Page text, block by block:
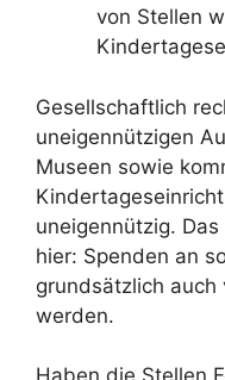
von Stellen
Gesellschaftlich
uneigennützigen
Museen sowie
uneigennützig.
hier: Spenden an
grundsätzlich
werden.
Haben die Stellen